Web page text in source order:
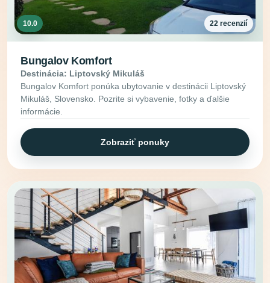
10.0 22 recenzií
Bungalov Komfort
Destinácia: Liptovský Mikuláš
Bungalov Komfort ponúka ubytovanie v destinácii Liptovský
Mikuláš, Slovensko. Pozrite si vybavenie, fotky a ďalšie
informácie.
Zobraziť ponuky